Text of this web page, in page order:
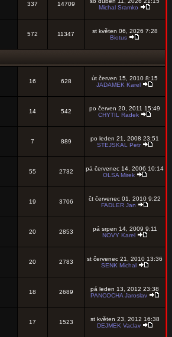
337 14709
Michal Sramko
572 11347
st květen 06, 2026 7:28
Biotus
16 628
út červen 15, 2010 8:15
JADAMEK Karel
14 542
po červen 20, 2011 15:49
CHYTIL Radek
7 889
po leden 21, 2008 23:51
STEJSKAL Petr
55 2732
pá červenec 14, 2006 10:14
OLSA Mirek
19 3706
čt červenec 01, 2010 9:22
FADLER Jan
20 2853
pá srpen 14, 2009 9:11
NOVY Karel
20 2783
st červenec 21, 2010 13:36
SENK Michal
18 2689
pá leden 13, 2012 23:38
PANCOCHA Jaroslav
17 1523
st květen 23, 2012 16:38
DEJMEK Vaclav